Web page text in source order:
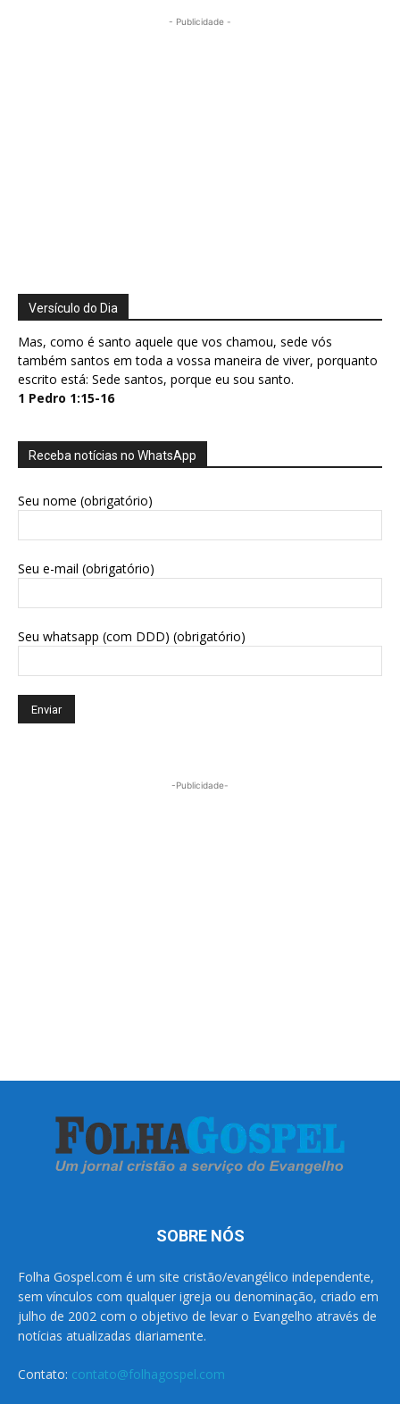
- Publicidade -
Versículo do Dia
Mas, como é santo aquele que vos chamou, sede vós
também santos em toda a vossa maneira de viver, porquanto
escrito está: Sede santos, porque eu sou santo.
1 Pedro 1:15-16
Receba notícias no WhatsApp
Seu nome (obrigatório)
Seu e-mail (obrigatório)
Seu whatsapp (com DDD) (obrigatório)
-Publicidade-
SOBRE NÓS
Folha Gospel.com é um site cristão/evangélico independente,
sem vínculos com qualquer igreja ou denominação, criado em
julho de 2002 com o objetivo de levar o Evangelho através de
notícias atualizadas diariamente.
Contato: contato@folhagospel.com